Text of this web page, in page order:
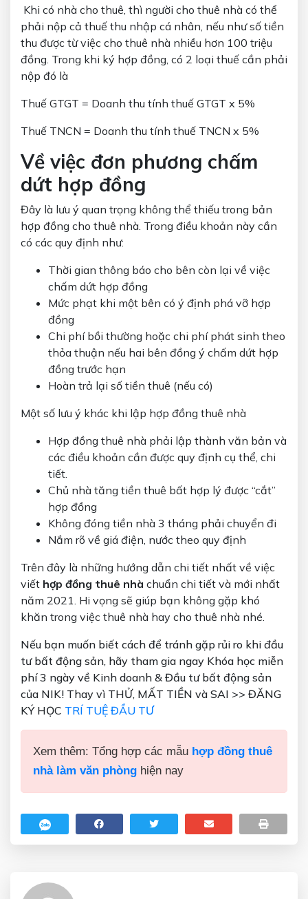
Khi có nhà cho thuê, thì người cho thuê nhà có thể
phải nộp cả thuế thu nhập cá nhân, nếu như số tiền
thu được từ việc cho thuê nhà nhiều hơn 100 triệu
đồng. Trong khi ký hợp đồng, có 2 loại thuế cần phải
nộp đó là
Thuế GTGT = Doanh thu tính thuế GTGT x 5%
Thuế TNCN = Doanh thu tính thuế TNCN x 5%
Về việc đơn phương chấm
dứt hợp đồng
Đây là lưu ý quan trọng không thể thiếu trong bản
hợp đồng cho thuê nhà. Trong điều khoản này cần
có các quy định như:
Thời gian thông báo cho bên còn lại về việc
chấm dứt hợp đồng
Mức phạt khi một bên có ý định phá vỡ hợp
đồng
Chi phí bồi thường hoặc chi phí phát sinh theo
thỏa thuận nếu hai bên đồng ý chấm dứt hợp
đồng trước hạn
Hoàn trả lại số tiền thuê (nếu có)
Một số lưu ý khác khi lập hợp đồng thuê nhà
Hợp đồng thuê nhà phải lập thành văn bản và
các điều khoản cần được quy định cụ thể, chi
tiết.
Chủ nhà tăng tiền thuê bất hợp lý được “cắt”
hợp đồng
Không đóng tiền nhà 3 tháng phải chuyển đi
Nắm rõ về giá điện, nước theo quy định
Trên đây là những hướng dẫn chi tiết nhất về việc
viết hợp đồng thuê nhà chuẩn chi tiết và mới nhất
năm 2021. Hi vọng sẽ giúp bạn không gặp khó
khăn trong việc thuê nhà hay cho thuê nhà nhé.
Nếu bạn muốn biết cách để tránh gặp rủi ro khi đầu
tư bất động sản, hãy tham gia ngay Khóa học miễn
phí 3 ngày về Kinh doanh & Đầu tư bất động sản
của NIK! Thay vì THỬ, MẤT TIỀN và SAI >> ĐĂNG
KÝ HỌC TRÍ TUỆ ĐẦU TƯ
Xem thêm: Tổng hợp các mẫu hợp đồng thuê
nhà làm văn phòng hiện nay